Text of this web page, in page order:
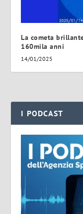
La cometa
160mila anni
14/01/2025
I PODCAST